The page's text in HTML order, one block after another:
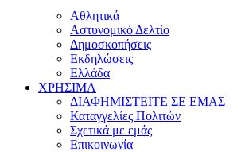
Αθλητικά
Αστυνομικό Δελτίο
Δημοσκοπήσεις
Εκδηλώσεις
Ελλάδα
ΧΡΗΣΙΜΑ
ΔΙΑΦΗΜΙΣΤΕΙΤΕ ΣΕ ΕΜΑΣ
Καταγγελίες Πολιτών
Σχετικά με εμάς
Επικοινωνία